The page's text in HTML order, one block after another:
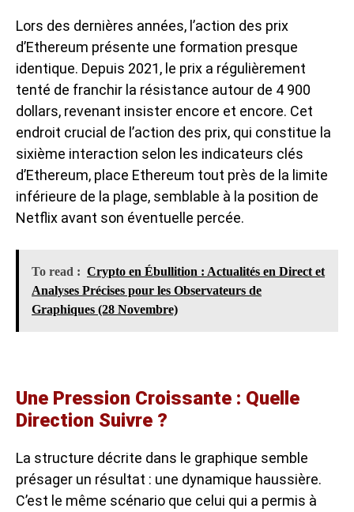
Lors des dernières années, l’action des prix
d’Ethereum présente une formation presque
identique. Depuis 2021, le prix a régulièrement
tenté de franchir la résistance autour de 4 900
dollars, revenant insister encore et encore. Cet
endroit crucial de l’action des prix, qui constitue la
sixième interaction selon les indicateurs clés
d’Ethereum, place Ethereum tout près de la limite
inférieure de la plage, semblable à la position de
Netflix avant son éventuelle percée.
To read : Crypto en Ébullition : Actualités en Direct et
Analyses Précises pour les Observateurs de
Graphiques (28 Novembre)
Une Pression Croissante : Quelle
Direction Suivre ?
La structure décrite dans le graphique semble
présager un résultat : une dynamique haussière.
C’est le même scénario que celui qui a permis à